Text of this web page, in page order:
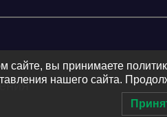
сайте, вы принимаете
нашего сайта.